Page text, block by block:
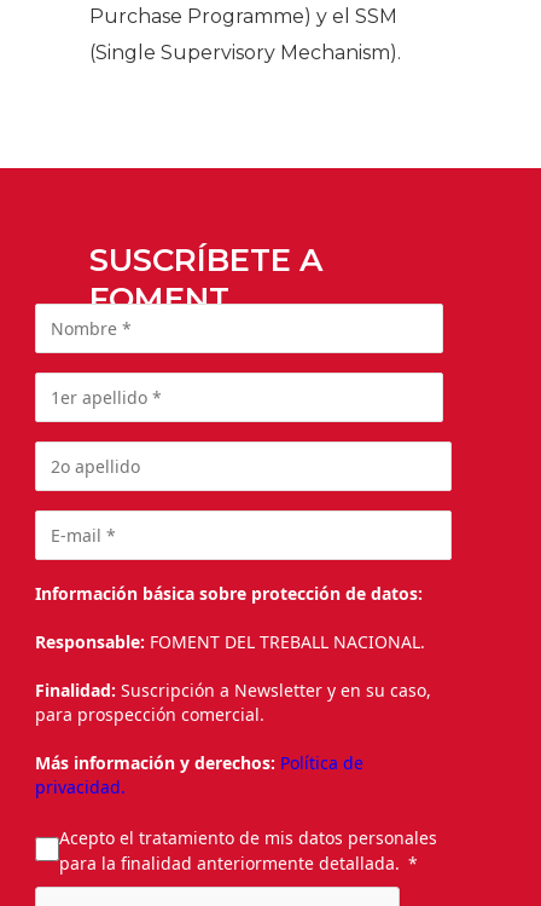
Purchase Programme) y el SSM
(Single Supervisory Mechanism).
SUSCRÍBETE A
FOMENT
Información básica sobre protección de datos:
Responsable: FOMENT DEL TREBALL NACIONAL.
Finalidad: Suscripción a Newsletter y en su caso,
para prospección comercial.
Más información y derechos: Política de
privacidad.
Acepto el tratamiento de mis datos personales
para la finalidad anteriormente detallada.